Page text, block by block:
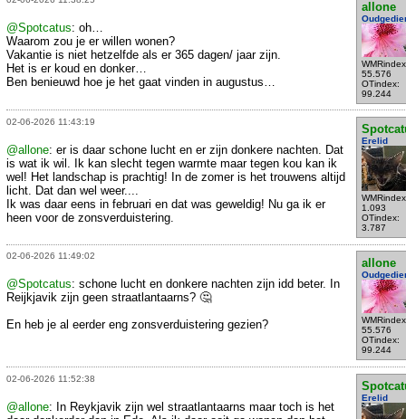
allone
55.576
OTindex:
99.244
@Spotcatus: oh…
Waarom zou je er willen wonen?
Vakantie is niet hetzelfde als er 365 dagen/ jaar zijn.
Het is er koud en donker…
Ben benieuwd hoe je het gaat vinden in augustus…
02-06-2026 11:43:19
Erelid
1.093
OTindex:
3.787
@allone: er is daar schone lucht en er zijn donkere nachten. Dat
is wat ik wil. Ik kan slecht tegen warmte maar tegen kou kan ik
wel! Het landschap is prachtig! In de zomer is het trouwens altijd
licht. Dat dan wel weer....
Ik was daar eens in februari en dat was geweldig! Nu ga ik er
heen voor de zonsverduistering.
02-06-2026 11:49:02
allone
55.576
OTindex:
99.244
@Spotcatus: schone lucht en donkere nachten zijn idd beter. In
Reijkjavik zijn geen straatlantaarns? 🤔
En heb je al eerder eng zonsverduistering gezien?
02-06-2026 11:52:38
Erelid
@allone: In Reykjavik zijn wel straatlantaarns maar toch is het